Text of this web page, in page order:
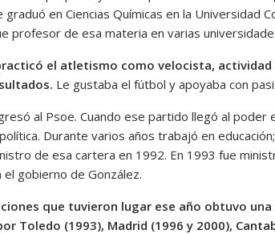
graduó en Ciencias Químicas en la Universidad
profesor de esa materia en varias
el atletismo como velocista, actividad
Le gustaba el fútbol y apoyaba con
al Psoe. Cuando ese partido llegó al poder
Durante varios años trabajó en
de esa cartera en 1992. En 1993 fue
el gobierno de González.
que tuvieron lugar ese año obtuvo una
Toledo (1993), Madrid (1996 y 2000),